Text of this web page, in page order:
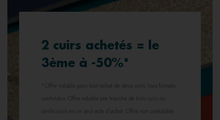
2 cuirs achetés = le
3ème à -50%*
*Offre valable pour tout achat de deux cuirs, tous formats
confondus. Offre valable par tranche de trois cuirs ou
similis cuirs en un seul acte d’achat. Offre non cumulable